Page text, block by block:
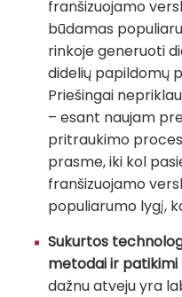
franšizuojamo
būdamas
rinkoje generuoti
didelių papildomų
Priešingai
– esant naujam
pritraukimo
prasme, iki kol
franšizuojamo
populiarumo lygį,
Sukurtos
metodai ir patikimi
dažnu atveju yra